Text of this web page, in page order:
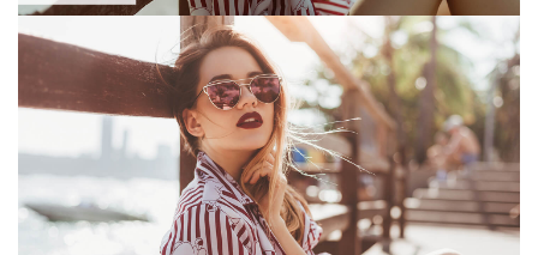
कृपया चुने
Free Matte Preset #4
Matte Dream
(70 Lr Presets)
Matte Complete